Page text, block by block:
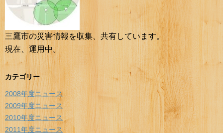
三鷹市の災害情報を収集、共有しています。
現在、運用中。
カテゴリー
2008年度ニュース
2009年度ニュース
2010年度ニュース
2011年度ニュース